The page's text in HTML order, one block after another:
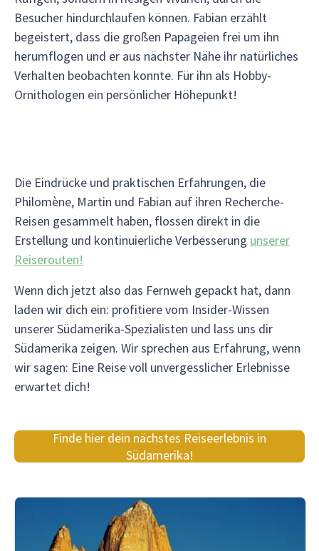
Besucher hindurchlaufen können. Fabian erzählt
begeistert, dass die großen Papageien frei um ihn
herumflogen und er aus nächster Nähe ihr natürliches
Verhalten beobachten konnte. Für ihn als Hobby-
Ornithologen ein persönlicher Höhepunkt!
Die Eindrücke und praktischen Erfahrungen, die
Philomène, Martin und Fabian auf ihren Recherche-
Reisen gesammelt haben, flossen direkt in die
Erstellung und kontinuierliche Verbesserung unserer
Reiserouten!
Wenn dich jetzt also das Fernweh gepackt hat, dann
laden wir dich ein: profitiere vom Insider-Wissen
unserer Südamerika-Spezialisten und lass uns dir
Südamerika zeigen. Wir sprechen aus Erfahrung, wenn
wir sagen: Eine Reise voll unvergesslicher Erlebnisse
erwartet dich!
Finde hier dein nächstes Reiseerlebnis in
Südamerika!